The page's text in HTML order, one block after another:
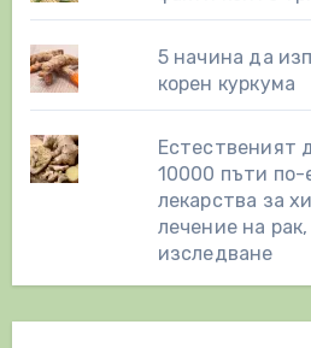
5 начина да
корен куркума
10000 пъти по-
лекарства за
лечение на
изследване